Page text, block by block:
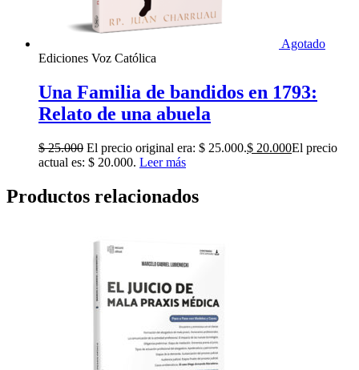
Agotado
Ediciones Voz Católica
Una Familia de bandidos en 1793:
Relato de una abuela
$25.000 El precio original era: $ 25.000.$ 20.000El precio
actual es: $ 20.000. Leer más
Productos relacionados